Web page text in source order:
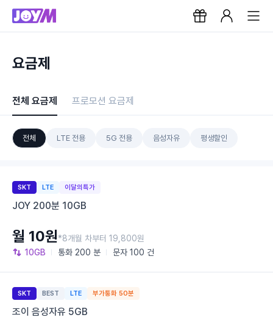
요금제
전체 요금제 프로모션 요금제
전체 LTE 전용 5G 전용 음성자유 평생할인
SKT LTE 이달의특가
JOY 200분 10GB
10GB 통화 200 분 문자 100 건
월 10원*8개월 차부터 19,800원
SKT BEST LTE 부가통화 50분
조이 음성자유 5GB